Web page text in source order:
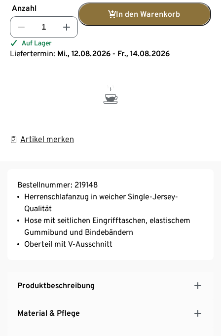
Anzahl
In den Warenkorb
Auf Lager
Liefertermin: Mi., 12.08.2026 - Fr., 14.08.2026
Artikel merken
Bestellnummer: 219148
Herrenschlafanzug in weicher Single-Jersey-
Qualität
Hose mit seitlichen Eingrifftaschen, elastischem
Gummibund und Bindebändern
Oberteil mit V-Ausschnitt
Produktbeschreibung
Material & Pflege